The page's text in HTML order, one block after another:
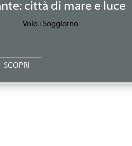
città di mare e luce
Volo+Soggiorno
SCOPRI